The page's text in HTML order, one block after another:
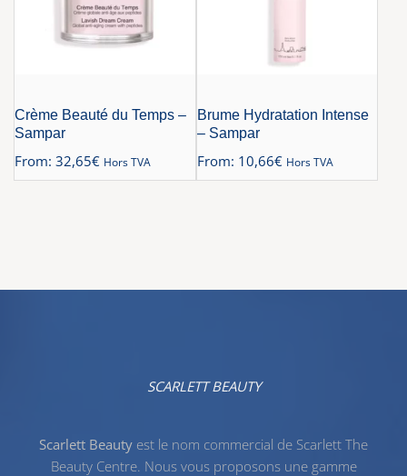
Crème Beauté du Temps –
Sampar
From: 32,65€ Hors TVA
Brume Hydratation Intense
– Sampar
From: 10,66€ Hors TVA
SCARLETT BEAUTY
Scarlett Beauty est le nom commercial de Scarlett The
Beauty Centre. Nous vous proposons une gamme